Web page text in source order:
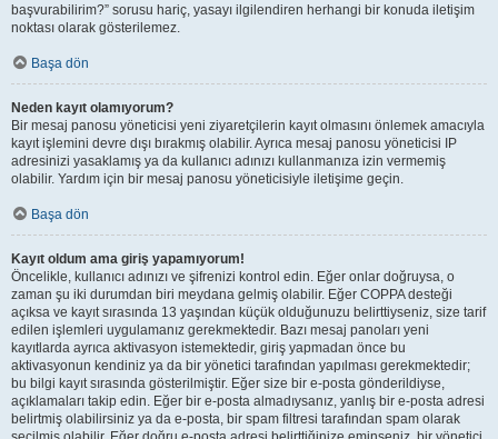
başvurabilirim?” sorusu hariç, yasayı ilgilendiren herhangi bir konuda iletişim
noktası olarak gösterilemez.
Başa dön
Neden kayıt olamıyorum?
Bir mesaj panosu yöneticisi yeni ziyaretçilerin kayıt olmasını önlemek amacıyla
kayıt işlemini devre dışı bırakmış olabilir. Ayrıca mesaj panosu yöneticisi IP
adresinizi yasaklamış ya da kullanıcı adınızı kullanmanıza izin vermemiş
olabilir. Yardım için bir mesaj panosu yöneticisiyle iletişime geçin.
Başa dön
Kayıt oldum ama giriş yapamıyorum!
Öncelikle, kullanıcı adınızı ve şifrenizi kontrol edin. Eğer onlar doğruysa, o
zaman şu iki durumdan biri meydana gelmiş olabilir. Eğer COPPA desteği
açıksa ve kayıt sırasında 13 yaşından küçük olduğunuzu belirttiyseniz, size tarif
edilen işlemleri uygulamanız gerekmektedir. Bazı mesaj panoları yeni
kayıtlarda ayrıca aktivasyon istemektedir, giriş yapmadan önce bu
aktivasyonun kendiniz ya da bir yönetici tarafından yapılması gerekmektedir;
bu bilgi kayıt sırasında gösterilmiştir. Eğer size bir e-posta gönderildiyse,
açıklamaları takip edin. Eğer bir e-posta almadıysanız, yanlış bir e-posta adresi
belirtmiş olabilirsiniz ya da e-posta, bir spam filtresi tarafından spam olarak